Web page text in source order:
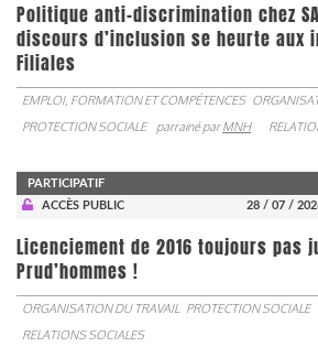
Politique anti-discrimination chez
discours d’inclusion se heurte aux
Filiales
EMPLOI, FORMATION ET COMPÉTENCES
PROTECTION SOCIALE
parrainé parMNH
PARTICIPATIF
ACCÈS PUBLIC
28 / 07 /
Licenciement de 2016 toujours pas
Prud’hommes !
ORGANISATION DU TRAVAIL PROTECTION SOCIALE
RELATIONS SOCIALES